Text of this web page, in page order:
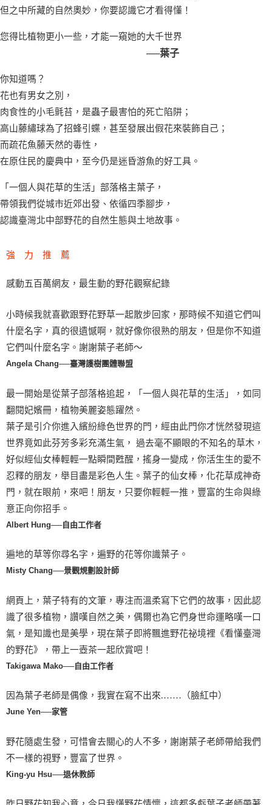
但之中所藏的自然奧妙，你要認識它才看得懂！
您得比植物更小一些，才能一窺她的大千世界
──葉子
你知道嗎？
花也有男女之別，
肉食性的小毛氈苔，是蟲子最害怕的死亡陷阱；
高山藤繡球為了招蜂引蝶，甚至發展出假花來裝飾自己；
而疏花魚藤天然的毒性，
在原住民的慶典中，至今仍是迷昏游魚的好工具。
「一個人與花草的生活」部落格主葉子，
帶領我們從城市近郊出發、依循四季腳步，
認識臺灣北中部野花的自然生態與土地故事。
強 力 推 薦
感動五百萬網友，最生動的野花觀察紀錄
小時候我就喜歡跟野花野草一起散步回家，那時候不知道它們叫
什麼名字，真的很遺憾啊，就好像你很熟的朋友，但是你不知道
它們叫什麼名字。謝謝葉子老師～
Angela Chang──臺灣護樹團體聯盟
最一開始是從葉子部落格追起，「一個人與花草的生活」，如同
翻閱妃嬪冊，植物美麗姿態躍然。
葉子是引介你進入繽紛綠色世界的門，經由此門你才恍然發現這
世界竟如此芬芳多彩充滿生氣， 過去毫不顯眼的不知名的草木，
好似經仙女棒輕輕一點瞬間甦醒，搖身一變成，你活生生的愛不
忍釋的朋友，舉目盡是彩色人生。葉子的仙女棒，化花草成神奇
門，就在眼前，來吧！朋友，只要你輕輕一推，豐富的生命與綠
意正向你招手。
Albert Hung──自由工作者
遍地的草等你尋名字，遍野的花等你識葉子。
Misty Chang──景觀規劃設計師
網頁上，葉子特有的文筆，專注而溫柔寫下它們的故事，因此認
識了很多植物，讚嘆自然之美，偶爾也為它們身世命運略嘆一口
氣，是知識也是美學，現在葉子即將飄進野花祕境裡《看懂臺灣
的野花》，帶上一壺茶一起欣賞吧！
Takigawa Mako──自由工作者
因為葉子老師是偶像，我實在寫不出來.……（臉紅中）
June Yen──家管
野花隨處生發，可惜會去關心的人不多，謝謝葉子老師帶給我們
不一樣的視野，豐富了世界。
King-yu Hsu──退休教師